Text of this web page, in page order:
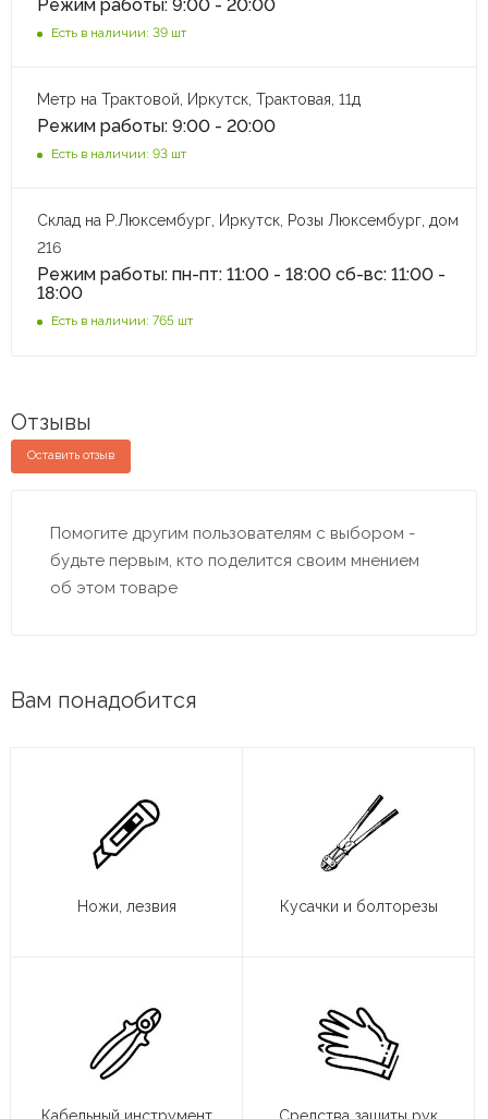
Режим работы: 9:00 - 20:00
Есть в наличии: 39 шт
Метр на Трактовой, Иркутск, Трактовая, 11д
Режим работы: 9:00 - 20:00
Есть в наличии: 93 шт
Склад на Р.Люксембург, Иркутск, Розы Люксембург, дом
216
Режим работы: пн-пт: 11:00 - 18:00 сб-вс: 11:00 -
18:00
Есть в наличии: 765 шт
Отзывы
Оставить отзыв
Помогите другим пользователям с выбором -
будьте первым, кто поделится своим мнением
об этом товаре
Вам понадобится
Ножи, лезвия Кусачки и болторезы